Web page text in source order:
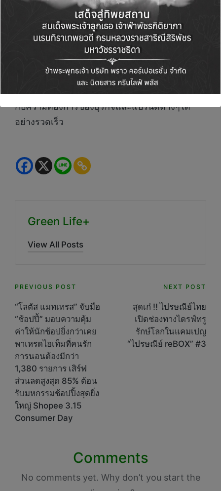
เพื่อสนับสนุนลูกค้า ทีมงาน Vault Mark สามารถนำ
เสนอบริการต่างๆ ที่น่าทึ่งทและจำเป็นต่อการขยาย
ธุรกิจ บริการการตลาดดิจิทัลของ Vault Mark รวม
ถึงการพัฒนาเว็บ การเพิ่มประสิทธิภาพกลไกค้นหา
การตลาดบนโซเชียลมีเดีย อีคอมเมิร์ซ และการ
กับความต้องการของธุรกิจและแบรนด์ต่างๆได้
อย่างรวดเร็ว
Green Life+
View All Posts
Post
navigation
PREVIOUS POST
“โลตัส แมทเทรส” จับมือ
“ช้อปปี้” มอบความคุ้ม
ค่าให้นักช้อปยิ่งกว่าเคย
พาเหรดไอเท็มที่คนรัก
การนอนต้องมีกว่า
1,380 รายการ เสิร์ฟ
ส่วนลดสูงสุด 85% ต้อน
รับมหกรรมช้อปปิ้งสุดยิ่ง
ใหญ่ Shopee 3.15
Consumer Day
NEXT POST
สุดเก๋ !! ไปรษณีย์ไทย
เปิดช่องทางไดรฟ์ทรู
รักษ์โลกในแคมเปญ
“ไปรษณีย์ reBOX” #3
Comments
No comments yet. Why don’t you start the